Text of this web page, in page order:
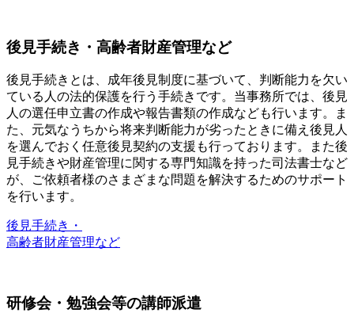
後見手続き・高齢者財産管理など
後見手続きとは、成年後見制度に基づいて、判断能力を欠い
ている人の法的保護を行う手続きです。当事務所では、後見
人の選任申立書の作成や報告書類の作成なども行います。ま
た、元気なうちから将来判断能力が劣ったときに備え後見人
を選んでおく任意後見契約の支援も行っております。また後
見手続きや財産管理に関する専門知識を持った司法書士など
が、ご依頼者様のさまざまな問題を解決するためのサポート
を行います。
後見手続き・
高齢者財産管理など
研修会・勉強会等の講師派遣